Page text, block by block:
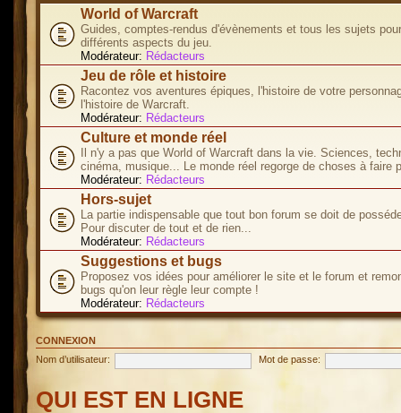
World of Warcraft
Guides, comptes-rendus d'évènements et tous les sujets
différents aspects du jeu.
Modérateur: Rédacteurs
Jeu de rôle et histoire
Racontez vos aventures épiques, l'histoire de votre
l'histoire de Warcraft.
Modérateur: Rédacteurs
Culture et monde réel
Il n'y a pas que World of Warcraft dans la vie. Sciences,
cinéma, musique... Le monde réel regorge de choses à faire
Modérateur: Rédacteurs
Hors-sujet
La partie indispensable que tout bon forum se doit de
Pour discuter de tout et de rien...
Modérateur: Rédacteurs
Suggestions et bugs
Proposez vos idées pour améliorer le site et le forum et
bugs qu'on leur règle leur compte !
Modérateur: Rédacteurs
CONNEXION
Nom d’utilisateur:
Mot de passe:
QUI EST EN LIGNE